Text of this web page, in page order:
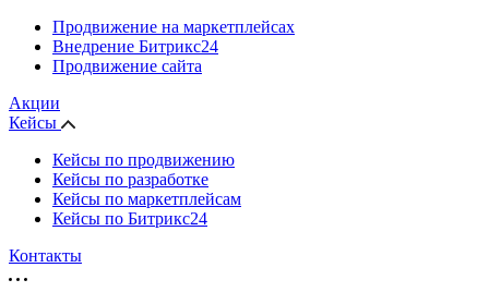
Продвижение на маркетплейсах
Внедрение Битрикс24
Продвижение сайта
Акции
Кейсы
Кейсы по продвижению
Кейсы по разработке
Кейсы по маркетплейсам
Кейсы по Битрикс24
Контакты